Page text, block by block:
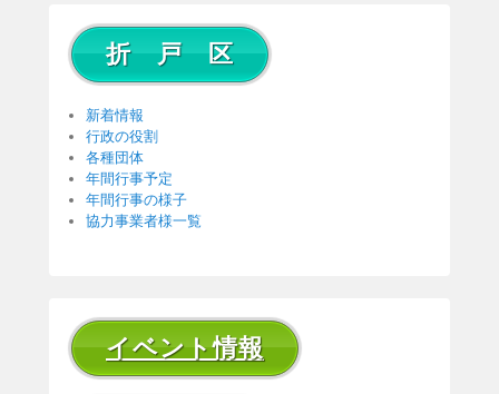
折 戸 区
新着情報
行政の役割
各種団体
年間行事予定
年間行事の様子
協力事業者様一覧
イベント情報